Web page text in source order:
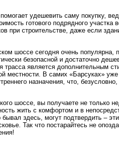
удешевить саму покупку,
готового подрядного участка
при строительстве, даже если
шоссе сегодня очень популярна,
безопасной и достаточно
трасса является дополнительным
местности. В самих «Барсуках» уже
назначения, что,
шоссе, вы получаете не только
жить с комфортом и в
бывал здесь, могут подтвердить –
Так что постарайтесь не